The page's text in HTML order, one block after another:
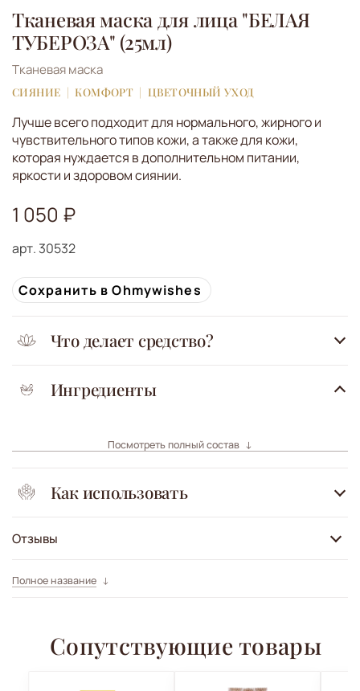
арт. 30532
Тканевая маска для лица "БЕЛАЯ
ТУБЕРОЗА" (25мл)
1 050 ₽
Сохранить в Ohmywishes
Тканевая маска
СИЯНИЕ КОМФОРТ ЦВЕТОЧНЫЙ УХОД
Лучше всего подходит для нормального, жирного и
чувствительного типов кожи, а также для кожи,
которая нуждается в дополнительном питании,
яркости и здоровом сиянии.
Что делает средство?
Ингредиенты
Посмотреть полный состав
Как использовать
Отзывы
Полное название
Сопутствующие товары